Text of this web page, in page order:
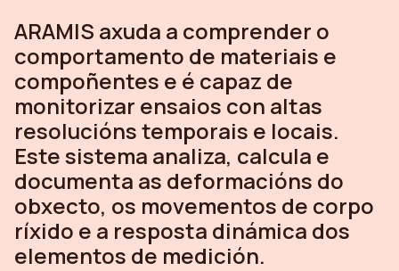
ARAMIS axuda a comprender o
comportamento de materiais e
compoñentes e é capaz de
monitorizar ensaios con altas
resolucións temporais e locais.
Este sistema analiza, calcula e
documenta as deformacións do
obxecto, os movementos de corpo
ríxido e a resposta dinámica dos
elementos de medición.